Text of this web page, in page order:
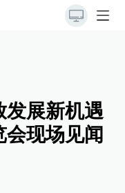
发展新机遇
现场见闻